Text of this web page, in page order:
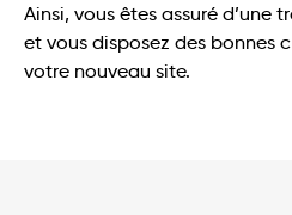
Ainsi, vous êtes assuré d’une
et vous disposez des bonnes
votre nouveau site.